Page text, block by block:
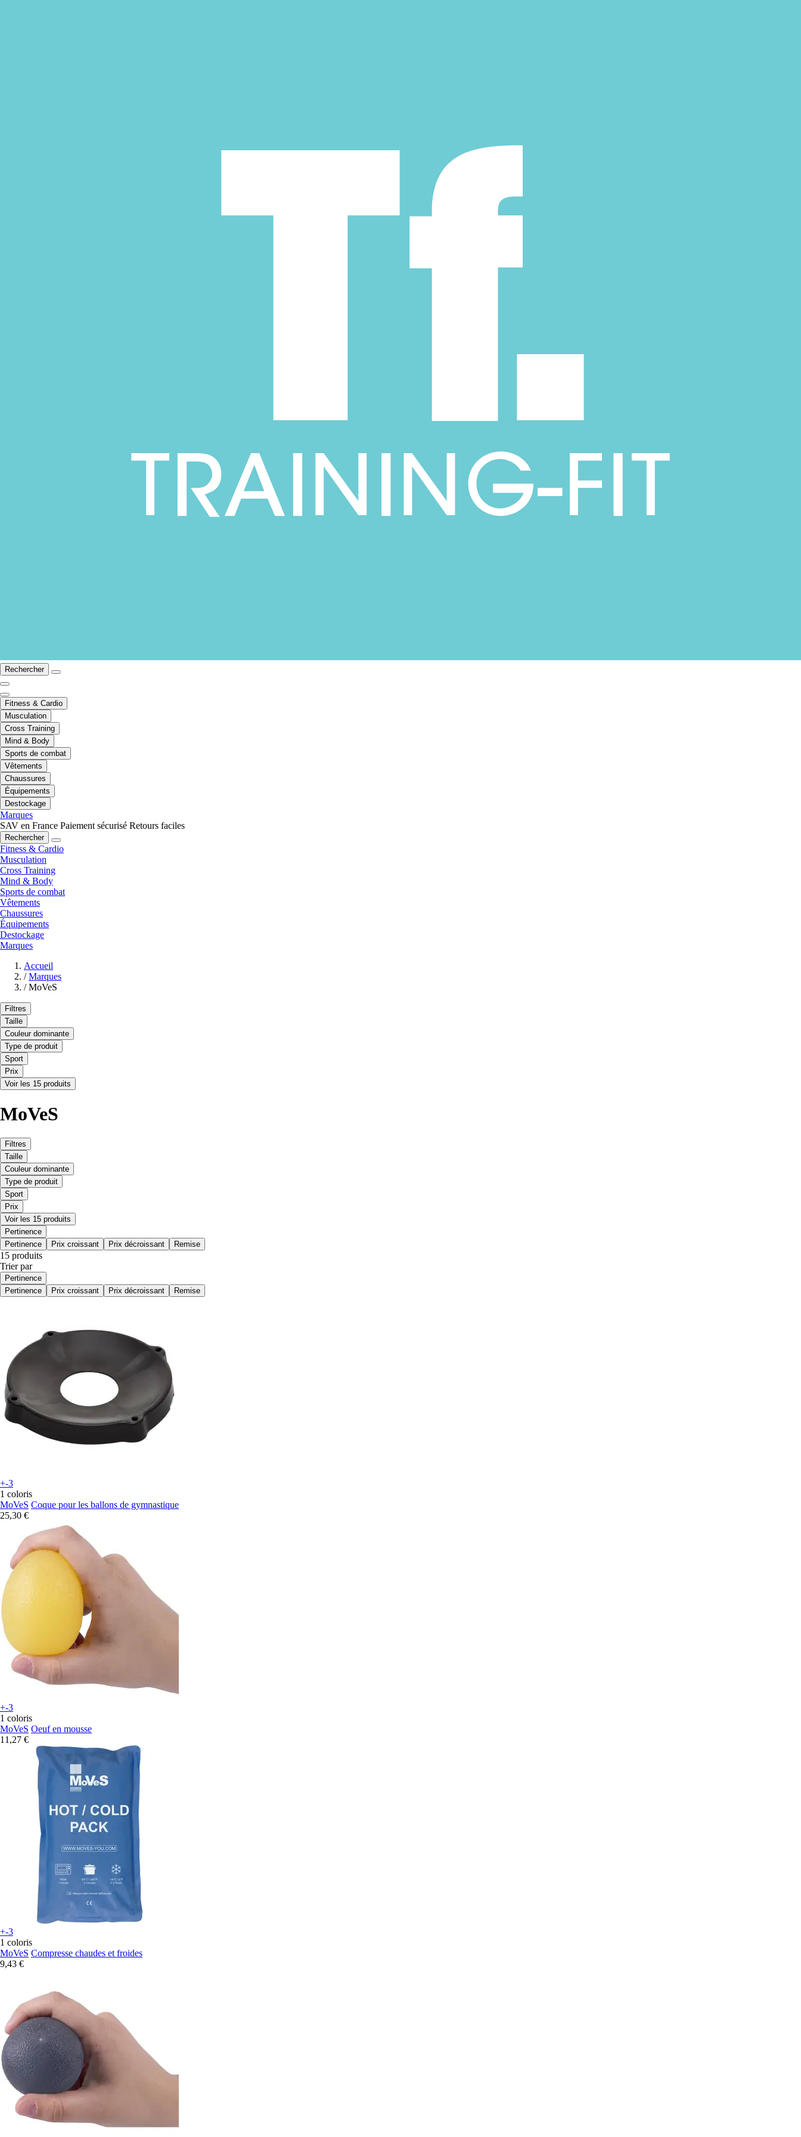
Rechercher
Fitness & Cardio
Musculation
Cross Training
Mind & Body
Sports de combat
Vêtements
Chaussures
Équipements
Destockage
Marques
SAV en France Paiement sécurisé Retours faciles
Rechercher
Fitness & Cardio
Musculation
Cross Training
Mind & Body
Sports de combat
Vêtements
Chaussures
Équipements
Destockage
Marques
Accueil
/ Marques
/ MoVeS
Filtres
Taille
Couleur dominante
Type de produit
Sport
Prix
Voir les 15 produits
MoVeS
Filtres
Taille
Couleur dominante
Type de produit
Sport
Prix
Voir les 15 produits
Pertinence
Pertinence
Prix croissant Prix décroissant Remise
15 produits
Trier par
Pertinence
Pertinence
Prix croissant Prix décroissant Remise
+-3
1 coloris
MoVeS Coque pour les ballons de gymnastique
25,30 €
+-3
1 coloris
MoVeS Oeuf en mousse
11,27 €
+-3
1 coloris
MoVeS Compresse chaudes et froides
9,43 €